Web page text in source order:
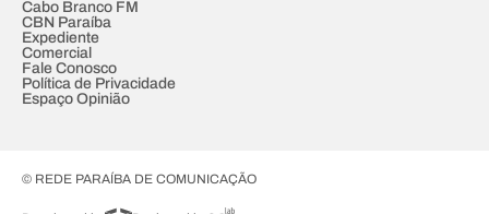
Cabo Branco FM
CBN Paraíba
Expediente
Comercial
Fale Conosco
Política de Privacidade
Espaço Opinião
© REDE PARAÍBA DE COMUNICAÇÃO